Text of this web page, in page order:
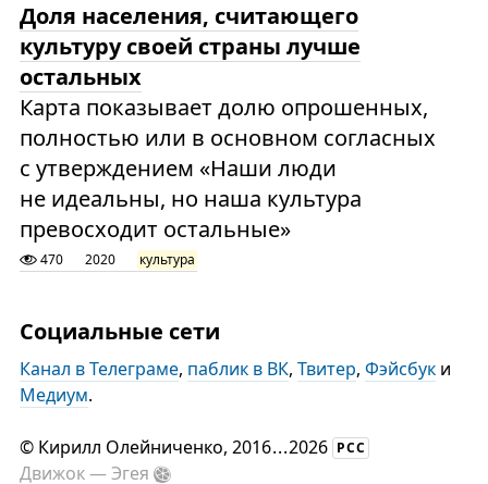
Доля населения, считающего
культуру своей страны лучше
остальных
Карта показывает долю опрошенных,
полностью или в основном согласных
с утверждением «Наши люди
не идеальны, но наша культура
превосходит остальные»
470 2020 культура
Социальные сети
Канал в Телеграме, паблик в ВК, Твитер, Фэйсбуки
Медиум.
© Кирилл Олейниченко, 2016...2026 РСС
Движок —Эгея